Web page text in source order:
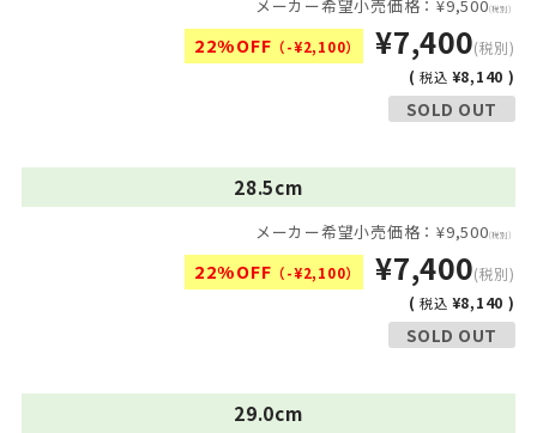
メーカー希望小売価格：¥9,500(税別)
22%OFF （-¥2,100） ¥7,400(税別)
(税込 ¥8,140 )
SOLD OUT
28.5cm
メーカー希望小売価格：¥9,500(税別)
22%OFF （-¥2,100） ¥7,400(税別)
(税込 ¥8,140 )
SOLD OUT
29.0cm